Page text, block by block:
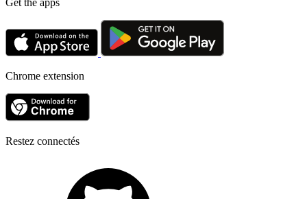
Chrome extension
Restez connectés